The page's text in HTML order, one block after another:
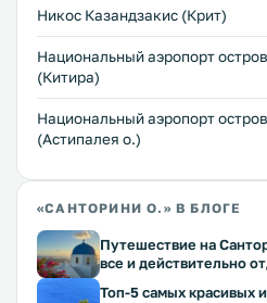
Никос Казандзакис (Крит)
Национальный аэропорт
(Китира)
Национальный аэропорт
(Астипалея о.)
«САНТОРИНИ О.» В БЛОГЕ
Путешествие на
все и действительно
Топ-5 самых красивых